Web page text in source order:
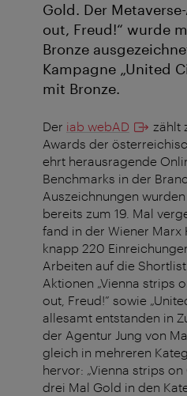
Gold. Der
out, Freud!“ wurde
Bronze
Kampagne „United
mit Bronze.
Der iab webAD
zählt
Awards der
ehrt herausragende
Benchmarks in der
Auszeichnungen
bereits zum 19. Mal
fand in der Wiener Marx
knapp 220
Arbeiten auf die
Aktionen „Vienna strips
out, Freud!” sowie
allesamt entstanden in
der Agentur Jung von
gleich in mehreren
hervor: „Vienna strips
drei Mal Gold in den